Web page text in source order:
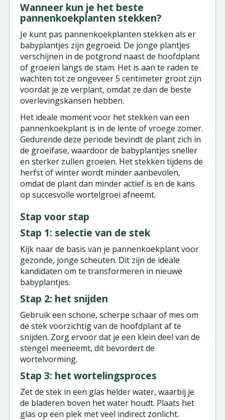
Wanneer kun je het beste
pannenkoekplanten stekken?
Je kunt pas pannenkoekplanten stekken als er
babyplantjes zijn gegroeid. De jonge plantjes
verschijnen in de potgrond naast de hoofdplant
of groeien langs de stam. Het is aan te raden te
wachten tot ze ongeveer 5 centimeter groot zijn
voordat je ze verplant, omdat ze dan de beste
overlevingskansen hebben.
Het ideale moment voor het stekken van een
pannenkoekplant is in de lente of vroege zomer.
Gedurende deze periode bevindt de plant zich in
de groeifase, waardoor de babyplantjes sneller
en sterker zullen groeien. Het stekken tijdens de
herfst of winter wordt minder aanbevolen,
omdat de plant dan minder actief is en de kans
op succesvolle wortelgroei afneemt.
Stap voor stap
Stap 1: selectie van de stek
Kijk naar de basis van je pannenkoekplant voor
gezonde, jonge scheuten. Dit zijn de ideale
kandidaten om te transformeren in nieuwe
babyplantjes.
Stap 2: het snijden
Gebruik een schone, scherpe schaar of mes om
de stek voorzichtig van de hoofdplant af te
snijden. Zorg ervoor dat je een klein deel van de
stengel meeneemt, dit bevordert de
wortelvorming.
Stap 3: het wortelingsproces
Zet de stek in een glas helder water, waarbij je
de bladeren boven het water houdt. Plaats het
glas op een plek met veel indirect zonlicht.